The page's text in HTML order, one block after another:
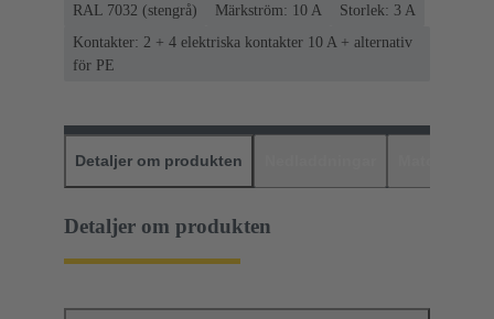
RAL 7032 (stengrå)
Märkström: ‌10 A
Storlek: 3 A
Kontakter: 2 + 4 elektriska kontakter 10 A + alternativ
för PE
Detaljer om produkten
Detaljer om produkten